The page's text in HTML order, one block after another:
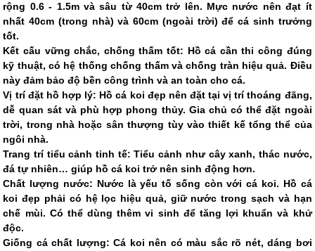
rộng 0.6 - 1.5m và sâu từ 40cm trở lên. Mực nước nên đạt ít
nhất 40cm (trong nhà) và 60cm (ngoài trời) để cá sinh trưởng
tốt.
Kết cấu vững chắc, chống thấm tốt: Hồ cá cần thi công đúng
kỹ thuật, có hệ thống chống thấm và chống tràn hiệu quả. Điều
này đảm bảo độ bền công trình và an toàn cho cá.
Vị trí đặt hồ hợp lý: Hồ cá koi đẹp nên đặt tại vị trí thoáng đãng,
dễ quan sát và phù hợp phong thủy. Gia chủ có thể đặt ngoài
trời, trong nhà hoặc sân thượng tùy vào thiết kế tổng thể của
ngôi nhà.
Trang trí tiểu cảnh tinh tế: Tiểu cảnh như cây xanh, thác nước,
đá tự nhiên… giúp hồ cá koi trở nên sinh động hơn.
Chất lượng nước: Nước là yếu tố sống còn với cá koi. Hồ cá
koi đẹp phải có hệ lọc hiệu quả, giữ nước trong sạch và hạn
chế mùi. Có thể dùng thêm vi sinh để tăng lợi khuẩn và khử
độc.
Giống cá chất lượng: Cá koi nên có màu sắc rõ nét, dáng bơi